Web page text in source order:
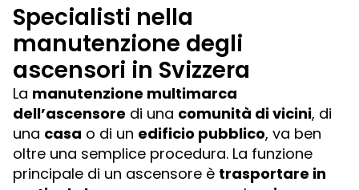
Specialisti nella
manutenzione degli
ascensori in Svizzera
La manutenzione multimarca
dell’ascensore di una comunità di vicini, di
una casa o di un edificio pubblico, va ben
oltre una semplice procedura. La funzione
principale di un ascensore è trasportare in